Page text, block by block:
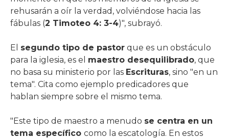
rehusarán a oír la verdad, volviéndose hacia las
fábulas (2 Timoteo 4: 3-4)", subrayó.
El segundo tipo de pastor que es un obstáculo
para la iglesia, es el maestro desequilibrado, que
no basa su ministerio por las Escrituras, sino "en un
tema". Cita como ejemplo predicadores que
hablan siempre sobre el mismo tema.
"Este tipo de maestro a menudo se centra en un
tema específico como la escatología. En estos